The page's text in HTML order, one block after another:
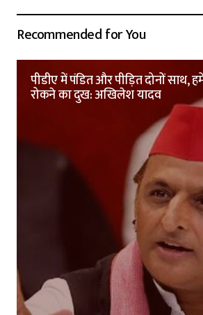
Recommended for You
पीडीए में पंडित और पीड़ित दोनों साथ,
रोकने का दुख: अखिलेश यादव